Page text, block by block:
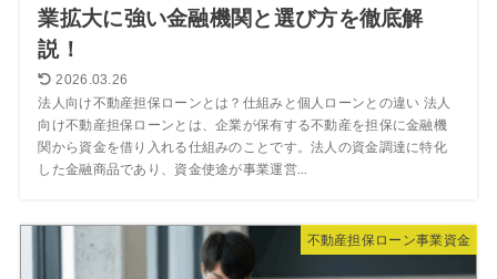
業拡大に強い金融機関と選び方を徹底解
説！
2026.03.26
法人向け不動産担保ローンとは？仕組みと個人ローンとの違い 法人
向け不動産担保ローンとは、企業が保有する不動産を担保に金融機
関から資金を借り入れる仕組みのことです。法人の資金調達に特化
した金融商品であり、資金使途が事業運営...
不動産担保ローン事業資金